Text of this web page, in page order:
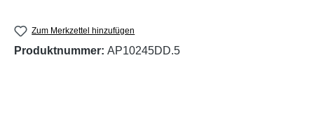
Zum Merkzettel hinzufügen
Produktnummer: AP10245DD.5